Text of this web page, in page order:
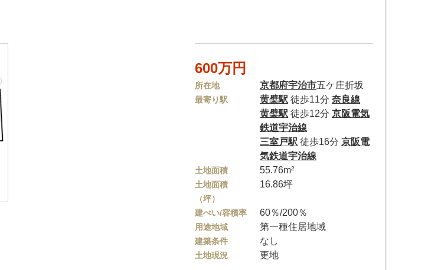
600万円
所在地 京都府宇治市五ケ庄折坂
最寄り駅 黄檗駅 徒歩11分奈良線
黄檗駅 徒歩12分京阪電気
鉄道宇治線
三室戸駅 徒歩16分京阪電
気鉄道宇治線
土地面積 55.76m²
土地面積
（坪）
16.86坪
建ぺい/容積率 60％/200％
用途地域 第一種住居地域
建築条件 なし
土地現況 更地